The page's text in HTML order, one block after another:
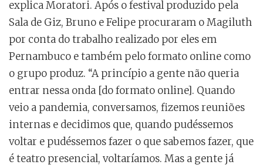
explica Moratori. Após o festival produzido pela
Sala de Giz, Bruno e Felipe procuraram o Magiluth
por conta do trabalho realizado por eles em
Pernambuco e também pelo formato online como
o grupo produz. “A princípio a gente não queria
entrar nessa onda [do formato online]. Quando
veio a pandemia, conversamos, fizemos reuniões
internas e decidimos que, quando pudéssemos
voltar e pudéssemos fazer o que sabemos fazer, que
é teatro presencial, voltaríamos. Mas a gente já